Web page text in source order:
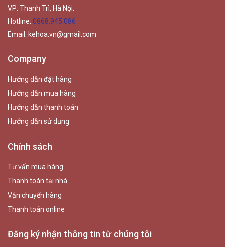
VP: Thanh Trì, Hà Nội.
Hotline: 0868.945.086
Email: kehoa.vn@gmail.com
Company
Hướng dẫn đặt hàng
Hướng dẫn mua hàng
Hướng dẫn thanh toán
Hướng dẫn sử dụng
Chính sách
Tư vấn mua hàng
Thanh toán tại nhà
Vận chuyển hàng
Thanh toán online
Đăng ký nhận thông tin từ chúng tôi